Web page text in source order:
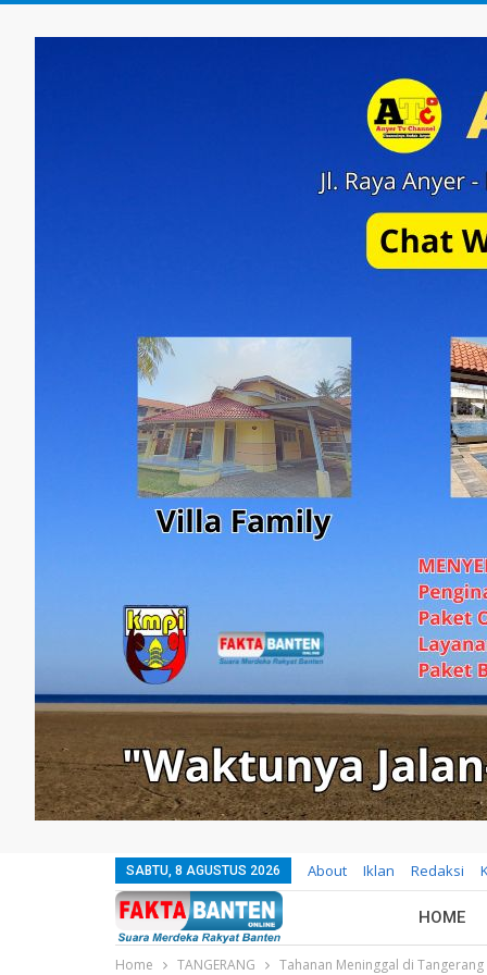
SABTU, 8 AGUSTUS 2026 About Iklan Redaksi
HOME
Home TANGERANG Tahanan Meninggal di